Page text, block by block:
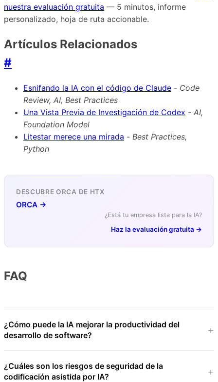
nuestra evaluación gratuita — 5 minutos, informe
personalizado, hoja de ruta accionable.
Artículos Relacionados
#
Esnifando la IA con el código de Claude - Code
Review, AI, Best Practices
Una Vista Previa de Investigación de Codex - AI,
Foundation Model
Litestar merece una mirada - Best Practices,
Python
DESCUBRE ORCA DE HTX
ORCA →
¿Está tu empresa lista para la IA?
Haz la evaluación gratuita →
FAQ
¿Cómo puede la IA mejorar la productividad del
desarrollo de software?
¿Cuáles son los riesgos de seguridad de la
codificación asistida por IA?